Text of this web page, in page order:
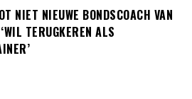
NIET NIEUWE BONDSCOACH VAN
TERUGKEREN ALS